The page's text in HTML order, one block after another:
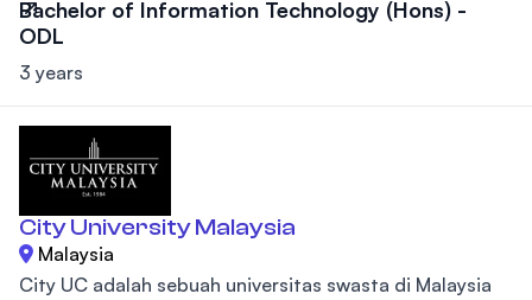
Bachelor of Information Technology (Hons) -
ODL
3 years
City University Malaysia
Malaysia
City UC adalah sebuah universitas swasta di Malaysia